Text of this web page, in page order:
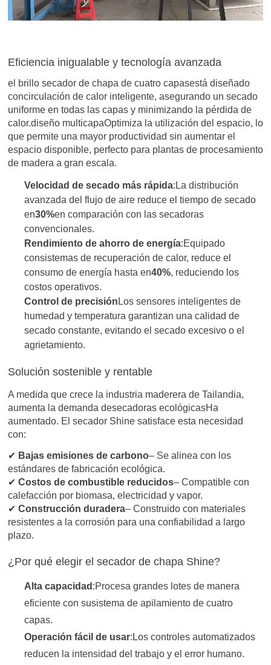
Eficiencia inigualable y tecnología avanzada
el brillo secador de chapa de cuatro capasestá diseñado
concirculación de calor inteligente, asegurando un secado
uniforme en todas las capas y minimizando la pérdida de
calor.diseño multicapaOptimiza la utilización del espacio, lo
que permite una mayor productividad sin aumentar el
espacio disponible, perfecto para plantas de procesamiento
de madera a gran escala.
Velocidad de secado más rápida:La distribución
avanzada del flujo de aire reduce el tiempo de secado
en30%en comparación con las secadoras
convencionales.
Rendimiento de ahorro de energía:Equipado
consistemas de recuperación de calor, reduce el
consumo de energía hasta en40%, reduciendo los
costos operativos.
Control de precisión Los sensores inteligentes de
humedad y temperatura garantizan una calidad de
secado constante, evitando el secado excesivo o el
agrietamiento.
Solución sostenible y rentable
A medida que crece la industria maderera de Tailandia,
aumenta la demanda desecadoras ecológicasHa
aumentado. El secador Shine satisface esta necesidad
con:
✔ Bajas emisiones de carbono– Se alinea con los
estándares de fabricación ecológica.
✔ Costos de combustible reducidos– Compatible con
calefacción por biomasa, electricidad y vapor.
✔ Construcción duradera– Construido con materiales
resistentes a la corrosión para una confiabilidad a largo
plazo.
¿Por qué elegir el secador de chapa Shine?
Alta capacidad :Procesa grandes lotes de manera
eficiente con susistema de apilamiento de cuatro
capas.
Operación fácil de usar:Los controles automatizados
reducen la intensidad del trabajo y el error humano.